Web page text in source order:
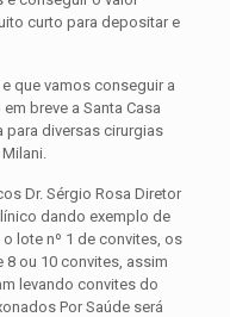
curto para depositar e
que vamos conseguir a
breve a Santa Casa
para diversas cirurgias
Dr. Sérgio Rosa Diretor
dando exemplo de
lote nº 1 de convites, os
ou 10 convites, assim
levando convites do
Por Saúde será